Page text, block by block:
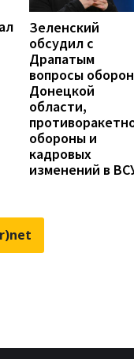
Зеленский
обсудил с
Драпатым
вопросы
Донецкой
области,
обороны и
кадровых
изменений в